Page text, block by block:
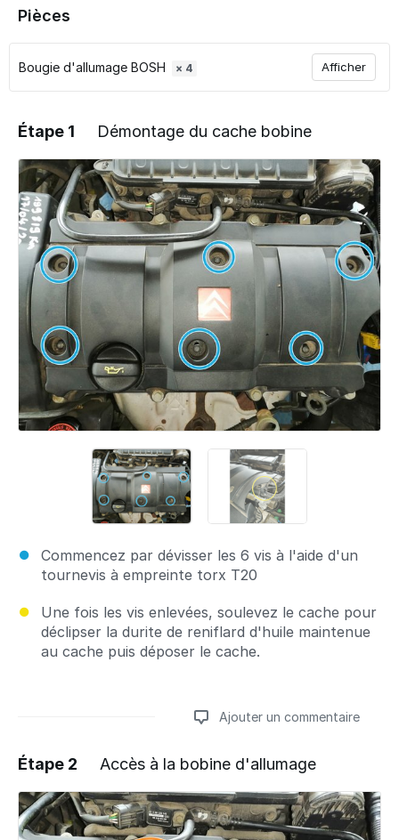
Pièces
Bougie d'allumage BOSH × 4 Afficher
Étape 1 Démontage du cache bobine
Commencez par dévisser les 6 vis à l'aide d'un
tournevis à empreinte torx T20
Une fois les vis enlevées, soulevez le cache pour
déclipser la durite de reniflard d'huile maintenue
au cache puis déposer le cache.
Ajouter un commentaire
Ajouter un commentaire
Étape 2 Accès à la bobine d'allumage